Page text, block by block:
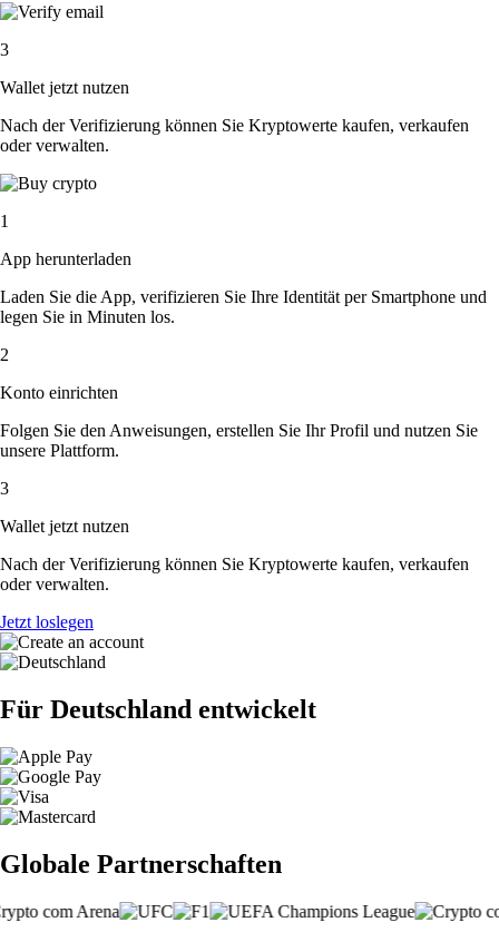
3
Wallet jetzt nutzen
Nach der Verifizierung können Sie Kryptowerte kaufen, verkaufen
oder verwalten.
1
App herunterladen
Laden Sie die App, verifizieren Sie Ihre Identität per Smartphone und
legen Sie in Minuten los.
2
Konto einrichten
Folgen Sie den Anweisungen, erstellen Sie Ihr Profil und nutzen Sie
unsere Plattform.
3
Wallet jetzt nutzen
Nach der Verifizierung können Sie Kryptowerte kaufen, verkaufen
oder verwalten.
Jetzt loslegen
Für Deutschland entwickelt
Globale Partnerschaften